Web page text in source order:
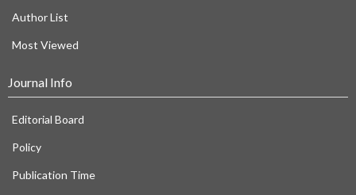
Author List
Most Viewed
Journal Info
Editorial Board
Policy
Publication Time